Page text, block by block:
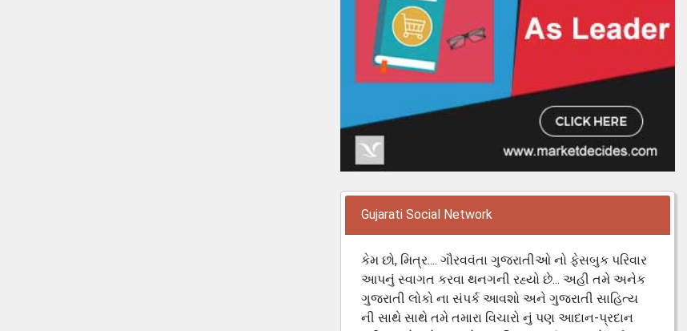
Gujarati Social Network
કેમ છો, મિત્ર.... ગૌરવવંતા ગુજરાતીઓ નો ફેસબુક પરિવાર
આપનું સ્વાગત કરવા થનગની રહ્યો છે... અહી તમે અનેક
ગુજરાતી લોકો ના સંપર્ક આવશો અને ગુજરાતી સાહિત્ય
ની સાથે સાથે તમે તમારા વિચારો નું પણ આદાન-પ્રદાન